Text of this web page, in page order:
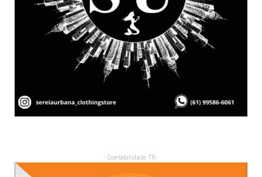
- Contabilidade 7R -